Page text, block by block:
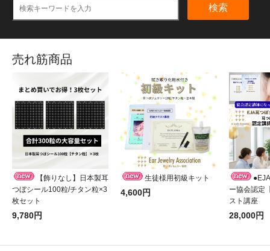
検索
売れ筋商品
【飾りなし】日本製耳
つぼシール100粒/チタン粒×3
枚セット
9,780円
生徒様用初級キット
4,600円
ー協会認定
スト講座
28,000円